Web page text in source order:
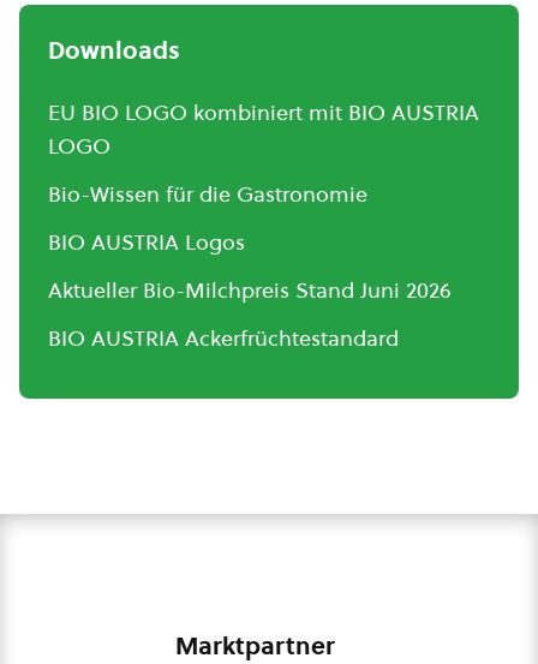
Downloads
EU BIO LOGO kombiniert mit BIO AUSTRIA
LOGO
Bio-Wissen für die Gastronomie
BIO AUSTRIA Logos
Aktueller Bio-Milchpreis Stand Juni 2026
BIO AUSTRIA Ackerfrüchtestandard
Marktpartner